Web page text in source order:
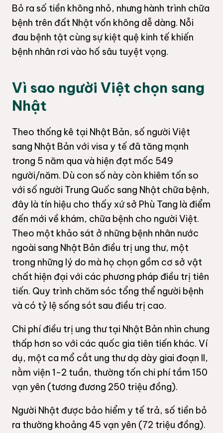
Bỏ ra số tiền không nhỏ, nhưng hành trình chữa
bệnh trên đất Nhật vốn không dễ dàng. Nỗi
đau bệnh tật cùng sự kiệt quệ kinh tế khiến
bệnh nhân rơi vào hố sâu tuyệt vọng.
Vì sao người Việt chọn sang
Nhật
Theo thống kê tại Nhật Bản, số người Việt
sang Nhật Bản với visa y tế đã tăng mạnh
trong 5 năm qua và hiện đạt mốc 549
người/năm. Dù con số này còn khiêm tốn so
với số người Trung Quốc sang Nhật chữa bệnh,
đây là tín hiệu cho thấy xứ sở Phù Tang là điểm
đến mới về khám, chữa bệnh cho người Việt.
Theo một khảo sát ở những bệnh nhân nước
ngoài sang Nhật Bản điều trị ung thư, một
trong những lý do mà họ chọn gồm cơ sở vật
chất hiện đại với các phương pháp điều trị tiên
tiến. Quy trình chăm sóc tổng thể người bệnh
và có tỷ lệ sống sót sau điều trị cao.
Chi phí điều trị ung thư tại Nhật Bản nhìn chung
thấp hơn so với các quốc gia tiên tiến khác. Ví
dụ, một ca mổ cắt ung thư dạ dày giai đoạn II,
nằm viện 1-2 tuần, thường tốn chi phí tầm 150
vạn yên (tương đương 250 triệu đồng).
Người Nhật được bảo hiểm y tế trả, số tiền bỏ
ra thường khoảng 45 vạn yên (72 triệu đồng).